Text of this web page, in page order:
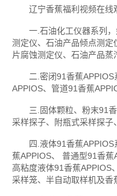
辽宁香蕉福利视频在线
一.石油化工仪器系列，
测定仪、石油产品倾点测
片腐蚀测定仪、石油产品
二.密闭91香蕉APPIOS系
APPIOS、管道91香蕉
三.固体颗粒、粉末91香
采样探子、附瓶式采样探
四.液体91香蕉APPIOS系
蕉APPIOS、 普通型91香
高粘度液体91香蕉APPIOS
采样笼、半自动取样机及